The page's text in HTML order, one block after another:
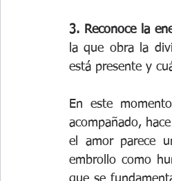
3. Reconoce la
la que obra la
está presente y
En este
acompañado,
el amor parece
embrollo como